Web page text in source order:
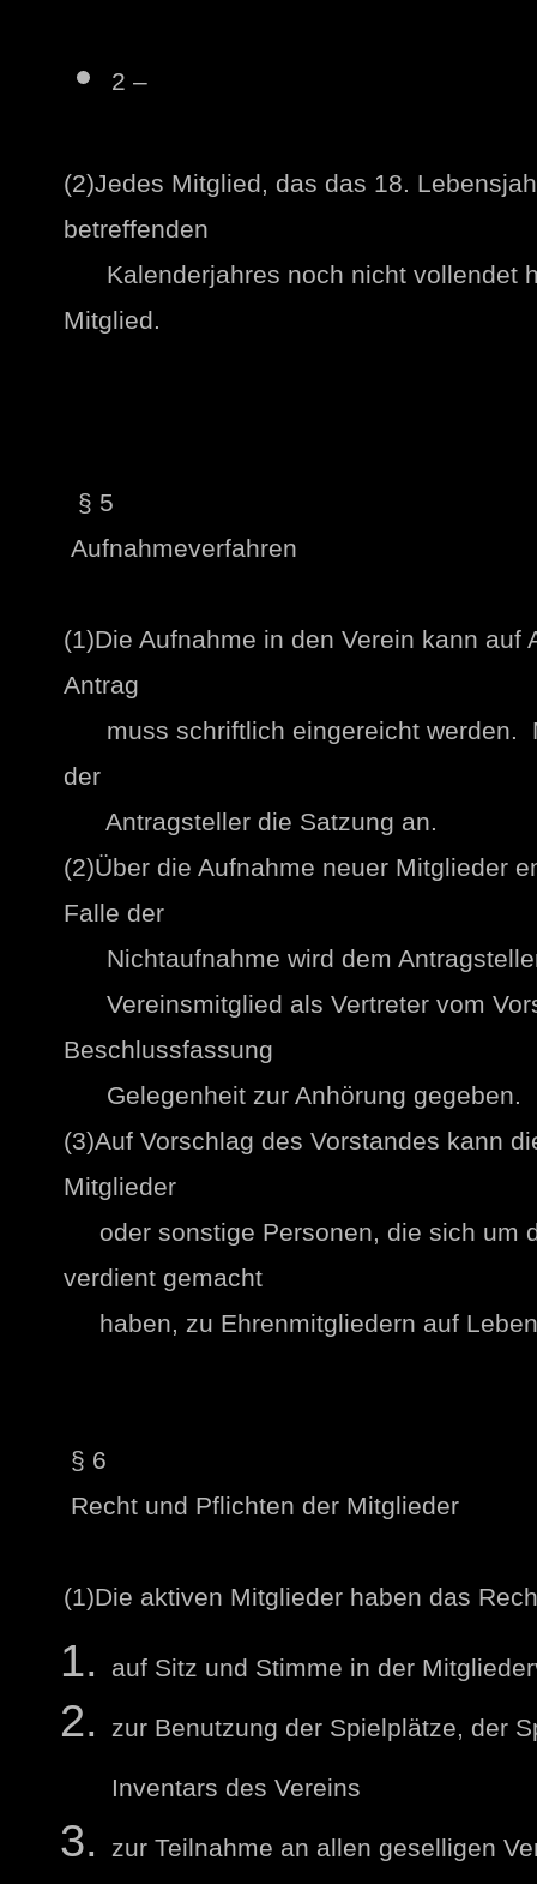
2 –
(2)Jedes Mitglied, das das 18.
betreffenden
Kalenderjahres noch nicht vollendet
Mitglied.
§ 5
Aufnahmeverfahren
(1)Die Aufnahme in den Verein kann auf
Antrag
muss schriftlich eingereicht werden.
der
Antragsteller die Satzung an.
(2)Über die Aufnahme neuer Mitglieder
Falle der
Nichtaufnahme wird dem
Vereinsmitglied als Vertreter vom
Beschlussfassung
Gelegenheit zur Anhörung gegeben.
(3)Auf Vorschlag des Vorstandes kann
Mitglieder
oder sonstige Personen, die sich um
verdient gemacht
haben, zu Ehrenmitgliedern auf
§ 6
Recht und Pflichten der Mitglieder
(1)Die aktiven Mitglieder haben das
auf Sitz und Stimme in der
zur Benutzung der Spielplätze, der
Inventars des Vereins
zur Teilnahme an allen geselligen